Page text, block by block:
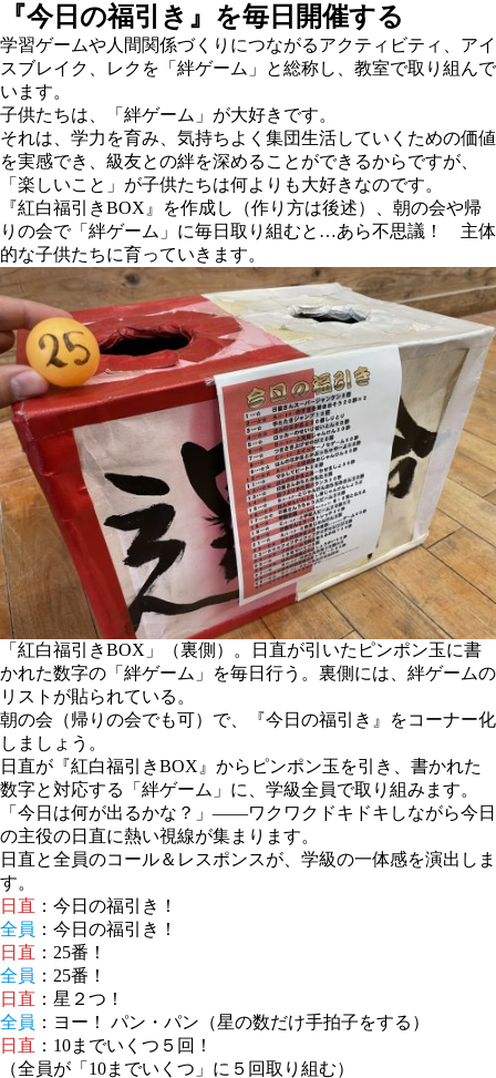
『今日の福引き』を毎日開催する
学習ゲームや人間関係づくりにつながるアクティビティ、アイ
スブレイク、レクを「絆ゲーム」と総称し、教室で取り組んで
います。
子供たちは、「絆ゲーム」が大好きです。
それは、学力を育み、気持ちよく集団生活していくための価値
を実感でき、級友との絆を深めることができるからですが、
「楽しいこと」が子供たちは何よりも大好きなのです。
『紅白福引きBOX』を作成し（作り方は後述）、朝の会や帰
りの会で「絆ゲーム」に毎日取り組むと…あら不思議！ 主体
的な子供たちに育っていきます。
「紅白福引きBOX」（裏側）。日直が引いたピンポン玉に書
かれた数字の「絆ゲーム」を毎日行う。裏側には、絆ゲームの
リストが貼られている。
朝の会（帰りの会でも可）で、『今日の福引き』をコーナー化
しましょう。
日直が『紅白福引きBOX』からピンポン玉を引き、書かれた
数字と対応する「絆ゲーム」に、学級全員で取り組みます。
「今日は何が出るかな？」――ワクワクドキドキしながら今日
の主役の日直に熱い視線が集まります。
日直と全員のコール＆レスポンスが、学級の一体感を演出しま
す。
日直 ：今日の福引き！
全員 ：今日の福引き！
日直 ：25番！
全員 ：25番！
日直 ：星２つ！
全員 ：ヨー！ パン・パン（星の数だけ手拍子をする）
日直 ：10までいくつ５回！
（全員が「10までいくつ」に５回取り組む）